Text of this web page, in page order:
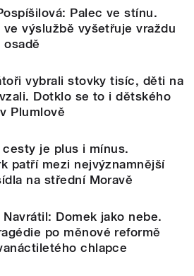
Palec ve stínu.
ve výslužbě vyšetřuje vraždu
osadě
vybrali stovky tisíc, děti na
Dotklo se to i dětského
Plumlově
je plus i mínus.
patří mezi nejvýznamnější
na střední Moravě
Navrátil: Domek jako nebe.
po měnové reformě
chlapce